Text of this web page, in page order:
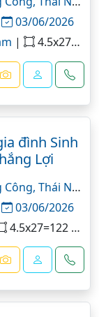
03/06/2026
| 4.5x27=122 m²
đình Sinh
Lợi
Công,Thái Nguyên
03/06/2026
4.5x27=122 m²